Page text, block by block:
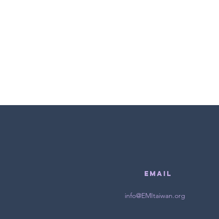
EMAIL
info@EMItaiwan.org